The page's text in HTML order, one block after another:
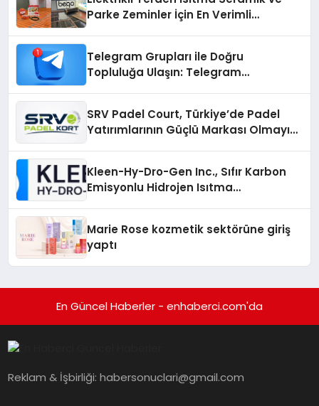
Parke Zeminler İçin En Verimli
Telegram Grupları ile Doğru
Topluluğa Ulaşın: Telegram
SRV Padel Court, Türkiye’de Padel
Yatırımlarının Güçlü Markası Olmayı
Kleen-Hy-Dro-Gen Inc., Sıfır Karbon
Emisyonlu Hidrojen Isıtma
Marie Rose kozmetik sektörüne giriş
yaptı
En Güncel Haberler - enhaberci.com'da
Reklam & İşbirliği:habersonuclari@gmail.com